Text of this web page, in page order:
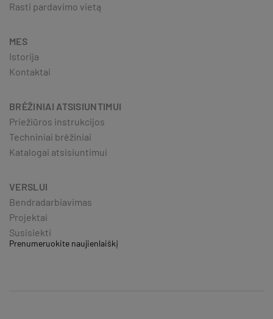
Rasti pardavimo vietą
MES
Istorija
Kontaktai
BRĖŽINIAI ATSISIUNTIMUI
Priežiūros instrukcijos
Techniniai brėžiniai
Katalogai atsisiuntimui
VERSLUI
Bendradarbiavimas
Projektai
Susisiekti
Prenumeruokite naujienlaiškį